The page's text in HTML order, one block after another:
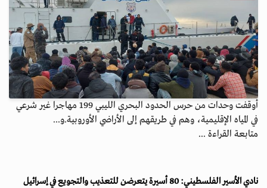
أوقفت وحدات من حرس الحدود البحري الليبي 199 مهاجرا غير شرعي
في المياه ‏الإقليمية، وهم في طريقهم إلى الأراضي الأوروبية.‏و...
متابعة القراءة ...
نادي الأسير الفلسطيني: 80 أسيرة يتعرضن للتعذيب والتجويع في إسرائيل